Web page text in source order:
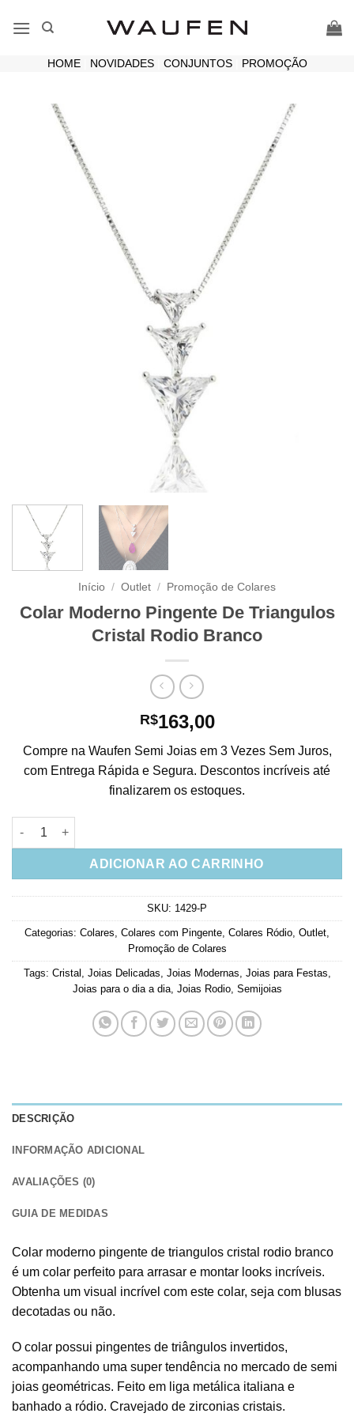
HOME| NOVIDADES| CONJUNTOS| PROMOÇÃO
Início / Outlet / Promoção de Colares
Colar Moderno Pingente De Triangulos
Cristal Rodio Branco
R$163,00
Compre na Waufen Semi Joias em 3 Vezes Sem Juros,
com Entrega Rápida e Segura. Descontos incríveis até
finalizarem os estoques.
Colar Moderno Pingente De Triangulos Cristal Rodio Branco
ADICIONAR AO CARRINHO
SKU: 1429-P
Categorias: Colares Colares com Pingente Colares Ródio Outlet
Promoção de Colares
Tags: Cristal Joias Delicadas Joias Modernas Joias para Festas
Joias para o dia a dia, Joias Rodio, Semijoias
DESCRIÇÃO
INFORMAÇÃO ADICIONAL
AVALIAÇÕES (0)
GUIA DE MEDIDAS
Colar moderno pingente de triangulos cristal rodio branco
é um colar perfeito para arrasar e montar looks incríveis.
Obtenha um visual incrível com este colar, seja com blusas
decotadas ou não.
O colar possui pingentes de triângulos invertidos,
acompanhando uma super tendência no mercado de semi
joias geométricas. Feito em liga metálica italiana e
banhado a ródio. Cravejado de zirconias cristais.